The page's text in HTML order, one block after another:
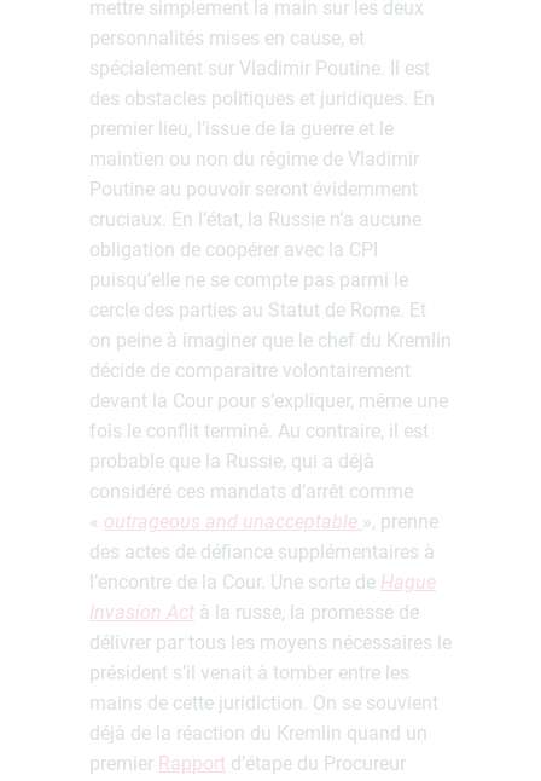
mettre simplement la main sur les deux
personnalités mises en cause, et
spécialement sur Vladimir Poutine. Il est
des obstacles politiques et juridiques. En
premier lieu, l’issue de la guerre et le
maintien ou non du régime de Vladimir
Poutine au pouvoir seront évidemment
cruciaux. En l’état, la Russie n’a aucune
obligation de coopérer avec la CPI
puisqu’elle ne se compte pas parmi le
cercle des parties au Statut de Rome. Et
on peine à imaginer que le chef du Kremlin
décide de comparaitre volontairement
devant la Cour pour s’expliquer, même une
fois le conflit terminé. Au contraire, il est
probable que la Russie, qui a déjà
considéré ces mandats d’arrêt comme
« outrageous and unacceptable », prenne
des actes de défiance supplémentaires à
l’encontre de la Cour. Une sorte de Hague
Invasion Act à la russe, la promesse de
délivrer par tous les moyens nécessaires le
président s’il venait à tomber entre les
mains de cette juridiction. On se souvient
déjà de la réaction du Kremlin quand un
premier Rapport d’étape du Procureur